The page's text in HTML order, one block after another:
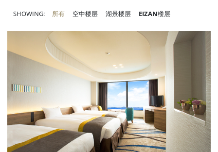
SHOWING: 所有 空中楼层 湖景楼层 EIZAN楼层